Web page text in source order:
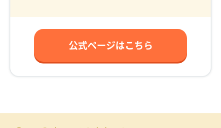
公式ページはこちら